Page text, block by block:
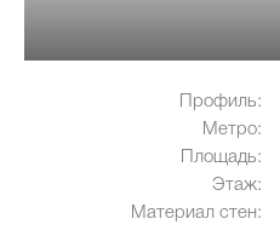
Профиль:
Метро:
Площадь:
Этаж:
Материал стен: